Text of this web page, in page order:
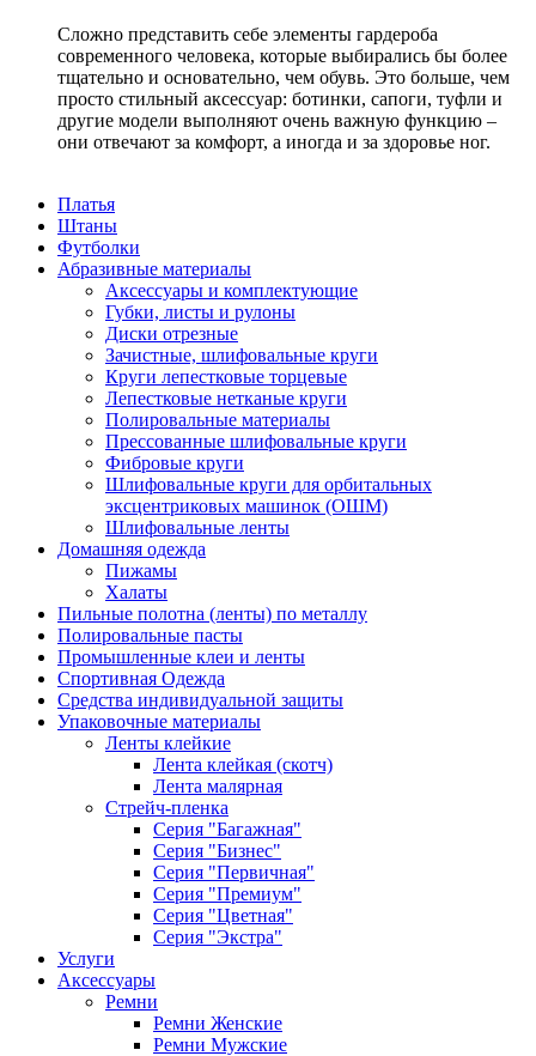
Сложно представить себе элементы гардероба
современного человека, которые выбирались бы более
тщательно и основательно, чем обувь. Это больше, чем
просто стильный аксессуар: ботинки, сапоги, туфли и
другие модели выполняют очень важную функцию –
они отвечают за комфорт, а иногда и за здоровье ног.
Платья
Штаны
Футболки
Абразивные материалы
Аксессуары и комплектующие
Губки, листы и рулоны
Диски отрезные
Зачистные, шлифовальные круги
Круги лепестковые торцевые
Лепестковые нетканые круги
Полировальные материалы
Прессованные шлифовальные круги
Фибровые круги
Шлифовальные круги для орбитальных
эксцентриковых машинок (ОШМ)
Шлифовальные ленты
Домашняя одежда
Пижамы
Халаты
Пильные полотна (ленты) по металлу
Полировальные пасты
Промышленные клеи и ленты
Спортивная Одежда
Средства индивидуальной защиты
Упаковочные материалы
Ленты клейкие
Лента клейкая (скотч)
Лента малярная
Стрейч-пленка
Серия "Багажная"
Серия "Бизнес"
Серия "Первичная"
Серия "Премиум"
Серия "Цветная"
Серия "Экстра"
Услуги
Аксессуары
Ремни
Ремни Женские
Ремни Мужские